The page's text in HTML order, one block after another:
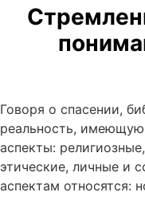
Говоря о спасении,
реальность,
аспекты:
этические, личные и
аспектам относятся: